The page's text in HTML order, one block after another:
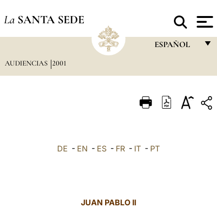
La SANTA SEDE
ESPAÑOL
ITALIANO
AUDIENCIAS 2001
DE - EN - ES - FR - IT - PT
JUAN PABLO II